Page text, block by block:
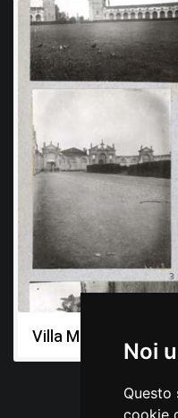
Noi
Questo
cookie
Villa Manin varie